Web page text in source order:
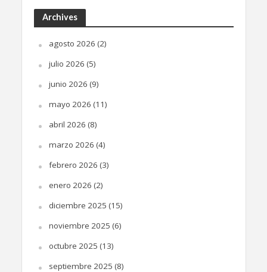
Archives
agosto 2026 (2)
julio 2026 (5)
junio 2026 (9)
mayo 2026 (11)
abril 2026 (8)
marzo 2026 (4)
febrero 2026 (3)
enero 2026 (2)
diciembre 2025 (15)
noviembre 2025 (6)
octubre 2025 (13)
septiembre 2025 (8)